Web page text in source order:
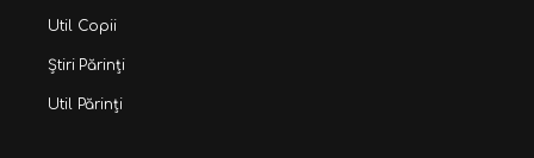
Util Copii
Știri Părinți
Util Părinți